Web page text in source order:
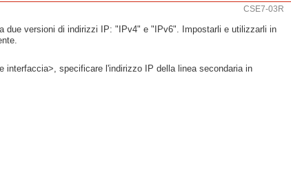
CSE7-03R
due versioni di indirizzi IP: "IPv4" e "IPv6". Impostarli e utilizzarli in
interfaccia>, specificare l'indirizzo IP della linea secondaria in